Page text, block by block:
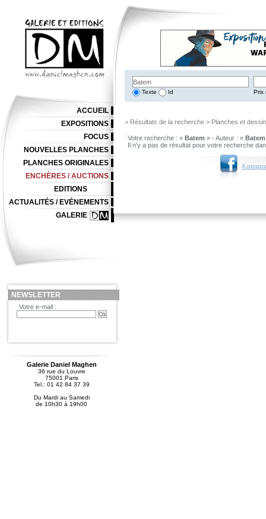
Texte Id Prix
> Résultats de la recherche > Planches et
Votre recherche : « Batem » - Auteur : « Batem
Il n'y a pas de résultat pour votre recherche
A
ACCUEIL
EXPOSITIONS
FOCUS
NOUVELLES PLANCHES
PLANCHES ORIGINALES
ENCHÈRES / AUCTIONS
EDITIONS
ACTUALITÉS / EVÉNEMENTS
GALERIE
NEWSLETTER
Votre e-mail :
Galerie Daniel Maghen
36 rue du Louvre
75001 Paris
Tel.: 01 42 84 37 39
Du Mardi au Samedi
de 10h30 à 19h00